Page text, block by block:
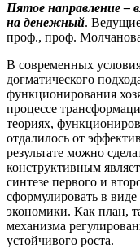
Пятое направление –
на денежный.
проф., проф.
В современных
догматического
функционирования
процессе
теориях,
отдалилось от
результате можно
конструктивным
синтезе первого и
сформулировать в
экономики. Как план,
механизма
устойчивого роста.